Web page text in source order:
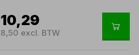
10,29
8,50 excl. BTW